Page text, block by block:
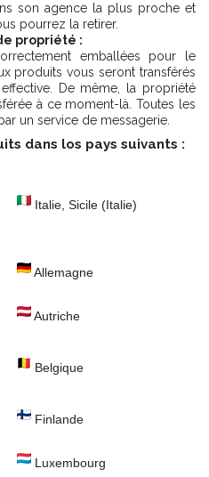
son agence la plus proche et
pourrez la retirer.
propriété :
emballées pour le
produits vous seront transférés
De même, la propriété
à ce moment-là. Toutes les
un service de messagerie.
dans los pays suivants :
Italie, Sicile (Italie)
Allemagne
Autriche
Belgique
Finlande
Luxembourg